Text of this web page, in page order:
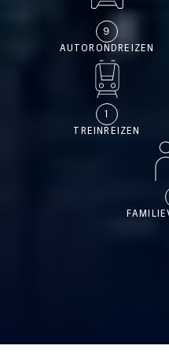
AUTORONDREIZEN
9
TREINREIZEN
1